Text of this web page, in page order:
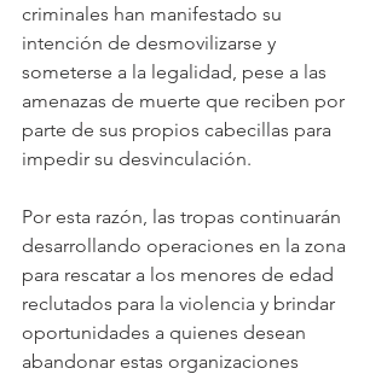
criminales han manifestado su
intención de desmovilizarse y
someterse a la legalidad, pese a las
amenazas de muerte que reciben por
parte de sus propios cabecillas para
impedir su desvinculación.
Por esta razón, las tropas continuarán
desarrollando operaciones en la zona
para rescatar a los menores de edad
reclutados para la violencia y brindar
oportunidades a quienes desean
abandonar estas organizaciones